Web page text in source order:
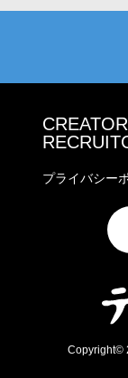
CREATOR
RECRUIT
プライバシー
Copyright©